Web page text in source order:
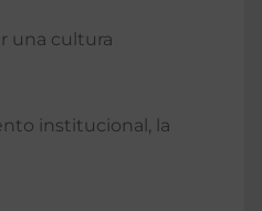
una cultura
institucional, la